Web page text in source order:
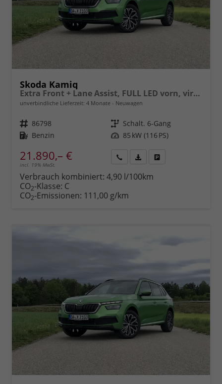
Skoda Kamiq
Extra Front + Lane Assist, FULL LED vorn, virtuelles Cockpit, manuelle Klima, Parksensoren hinten, ISOFIX, el. Fensterheber vorn uvm.
unverbindliche Lieferzeit: 4 Monate Neuwagen
Fahrzeugnr. 86798 Getriebe Schalt. 6-Gang
Kraftstoff Benzin Leistung 85 kW (116 PS)
21.890,– €
incl. 19% MwSt.
anfordern
Datei,
Verbrauch kombiniert: 4,90 l/100km
CO2-Klasse: C
CO2-Emissionen: 111,00 g/km